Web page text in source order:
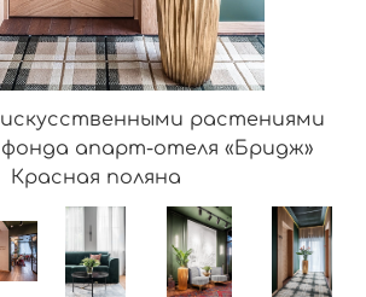
растениями
апарт-отеля «Бридж»
Красная поляна